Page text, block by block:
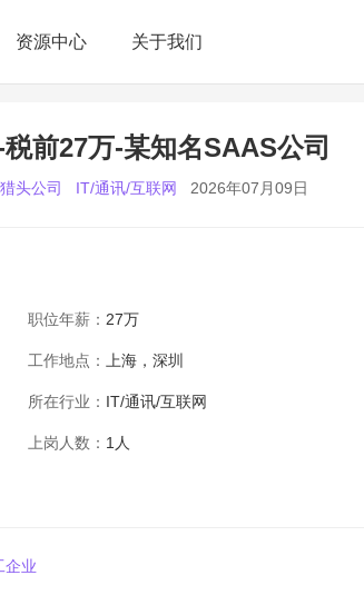
资源中心 关于我们
前27万-某知名SAAS公司
头公司 IT/通讯/互联网 2026年07月09日
职位年薪： 27万
工作地点： 上海，深圳
所在行业： IT/通讯/互联网
上岗人数： 1人
企业